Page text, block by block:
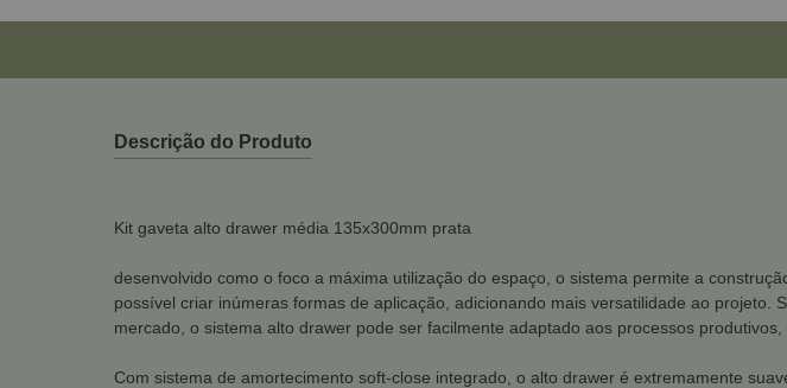
Descrição do Produto
Kit gaveta alto drawer média 135x300mm prata
desenvolvido como o foco a máxima utilização do espaço, o sistema permite a
possível criar inúmeras formas de aplicação, adicionando mais versatilidade ao
mercado, o sistema alto drawer pode ser facilmente adaptado aos processos
Com sistema de amortecimento soft-close integrado, o alto drawer é extremamente